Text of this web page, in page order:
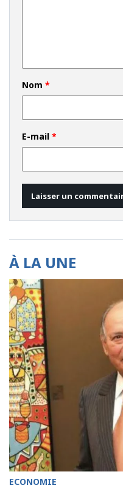
Nom *
E-mail *
À LA UNE
ECONOMIE